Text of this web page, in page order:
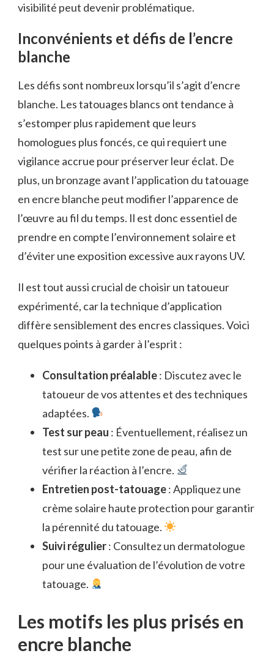
visibilité peut devenir problématique.
Inconvénients et défis de l’encre
blanche
Les défis sont nombreux lorsqu’il s’agit d’encre
blanche. Les tatouages blancs ont tendance à
s’estomper plus rapidement que leurs
homologues plus foncés, ce qui requiert une
vigilance accrue pour préserver leur éclat. De
plus, un bronzage avant l’application du tatouage
en encre blanche peut modifier l’apparence de
l’œuvre au fil du temps. Il est donc essentiel de
prendre en compte l’environnement solaire et
d’éviter une exposition excessive aux rayons UV.
Il est tout aussi crucial de choisir un tatoueur
expérimenté, car la technique d’application
diffère sensiblement des encres classiques. Voici
quelques points à garder à l’esprit :
Consultation préalable: Discutez avec le
tatoueur de vos attentes et des techniques
adaptées.
Test sur peau : Éventuellement, réalisez un
test sur une petite zone de peau, afin de
vérifier la réaction à l’encre.
Entretien post-tatouage: Appliquez une
crème solaire haute protection pour garantir
la pérennité du tatouage.
Suivi régulier: Consultez un dermatologue
pour une évaluation de l’évolution de votre
tatouage.
Les motifs les plus prisés en
encre blanche